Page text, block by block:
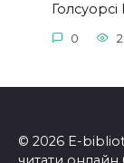
Голсуорсі
0
© 2026 E-